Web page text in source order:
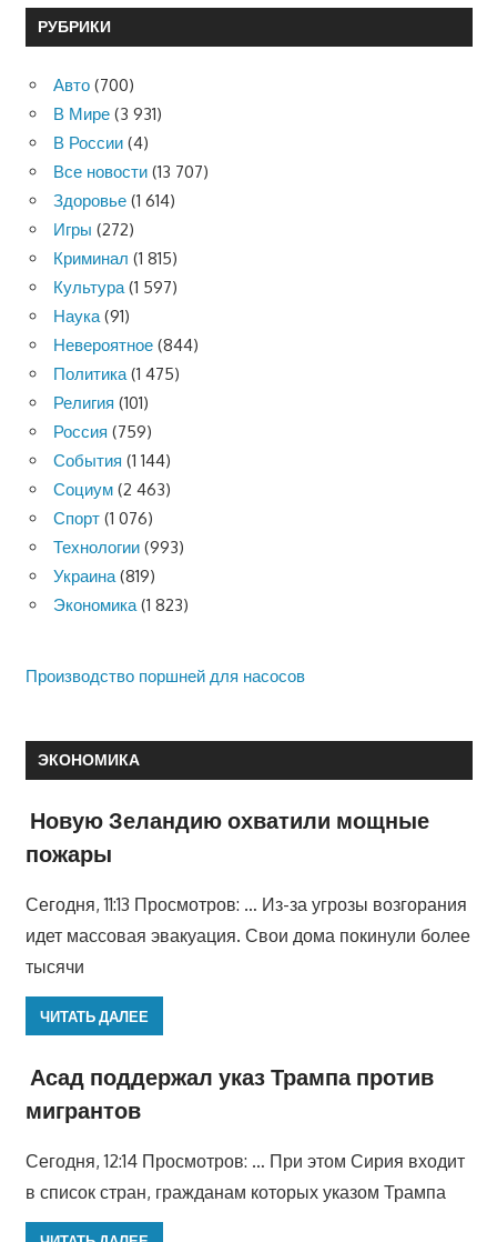
РУБРИКИ
Авто (700)
В Мире (3 931)
В России (4)
Все новости (13 707)
Здоровье (1 614)
Игры (272)
Криминал (1 815)
Культура(1 597)
Наука(91)
Невероятное (844)
Политика(1 475)
Религия (101)
Россия (759)
События (1 144)
Социум (2 463)
Спорт (1 076)
Технологии (993)
Украина(819)
Экономика(1 823)
Производство поршней для насосов
ЭКОНОМИКА
Новую Зеландию охватили мощные
пожары
Сегодня, 11:13 Просмотров: … Из-за угрозы возгорания
идет массовая эвакуация. Свои дома покинули более
тысячи
ЧИТАТЬ ДАЛЕЕ
Асад поддержал указ Трампа против
мигрантов
Сегодня, 12:14 Просмотров: … При этом Сирия входит
в список стран, гражданам которых указом Трампа